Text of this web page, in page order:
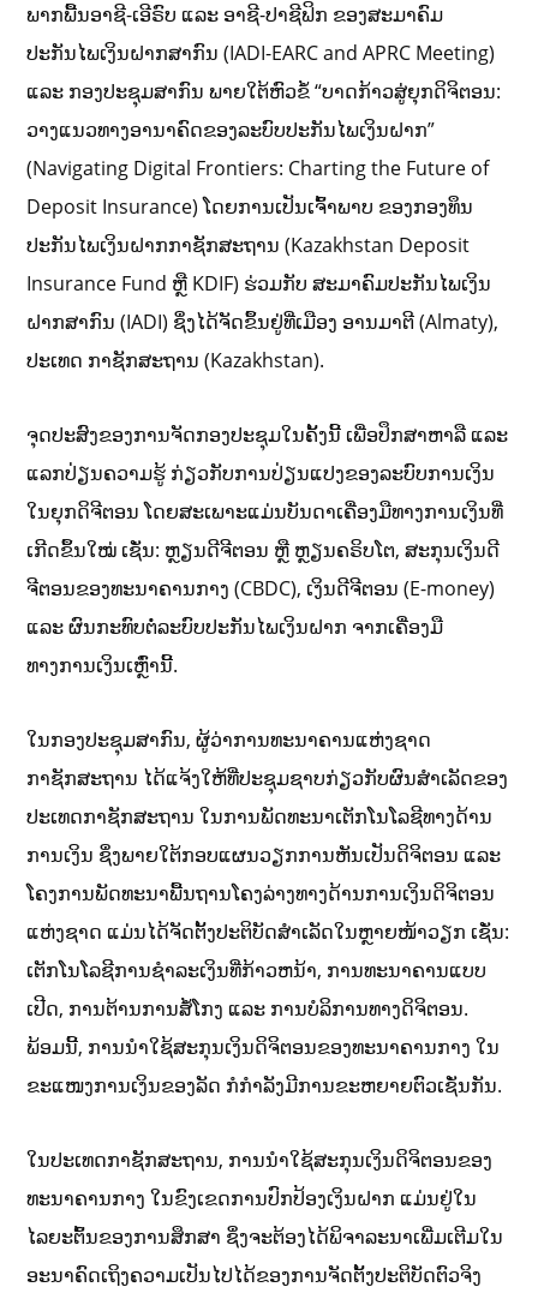
ພາກພື້ນອາຊີ-ເອີຣົບ ແລະ ອາຊີ-ປາຊີຟິກ ຂອງສະມາຄົມ
ປະກັນໄພເງິນຝາກສາກົນ (IADI-EARC and APRC Meeting)
ແລະ ກອງປະຊຸມສາກົນ ພາຍໃຕ້ຫົວຂໍ້ “ບາດກ້າວສູ່ຍຸກດິຈິຕອນ:
ວາງແນວທາງອານາຄົດຂອງລະບົບປະກັນໄພເງິນຝາກ”
(Navigating Digital Frontiers: Charting the Future of
Deposit Insurance) ໂດຍການເປັນເຈົ້າພາບ ຂອງກອງທຶນ
ປະກັນໄພເງິນຝາກກາຊັກສະຖານ (Kazakhstan Deposit
Insurance Fund ຫຼື KDIF) ຮ່ວມກັບ ສະມາຄົມປະກັນໄພເງິນ
ຝາກສາກົນ (IADI) ຊຶ່ງໄດ້ຈັດຂຶ້ນຢູ່ທີ່ເມືອງ ອານມາຕີ (Almaty),
ປະເທດ ກາຊັກສະຖານ (Kazakhstan).
ຈຸດປະສົງຂອງການຈັດກອງປະຊຸມໃນຄັ້ງນີ້ ເພື່ອປຶກສາຫາລື ແລະ
ແລກປ່ຽນຄວາມຮູ້ ກ່ຽວກັບການປ່ຽນແປງຂອງລະບົບການເງິນ
ໃນຍຸກດິຈີຕອນ ໂດຍສະເພາະແມ່ນບັນດາເຄື່ອງມືທາງການເງິນທີ່
ເກີດຂຶ້ນໃໝ່ ເຊັ່ນ: ຫຼຽນດີຈີຕອນ ຫຼື ຫຼຽນຄຣິບໂຕ, ສະກຸນເງິນດີ
ຈີຕອນຂອງທະນາຄານກາງ (CBDC), ເງິນດີຈີຕອນ (E-money)
ແລະ ຜົນກະທົບຕໍ່ລະບົບປະກັນໄພເງິນຝາກ ຈາກເຄື່ອງມື
ທາງການເງິນເຫຼົ່ານີ້.
ໃນກອງປະຊຸມສາກົນ, ຜູ້ວ່າການທະນາຄານແຫ່ງຊາດ
ກາຊັກສະຖານ ໄດ້ແຈ້ງໃຫ້ທີ່ປະຊຸມຊາບກ່ຽວກັບຜົນສໍາເລັດຂອງ
ປະເທດກາຊັກສະຖານ ໃນການພັດທະນາເຕັກໂນໂລຊີທາງດ້ານ
ການເງິນ ຊຶ່ງພາຍໃຕ້ກອບແຜນວຽກການຫັນເປັນດິຈິຕອນ ແລະ
ໂຄງການພັດທະນາພື້ນຖານໂຄງລ່າງທາງດ້ານການເງິນດິຈິຕອນ
ແຫ່ງຊາດ ແມ່ນໄດ້ຈັດຕັ້ງປະຕິບັດສໍາເລັດໃນຫຼາຍໜ້າວຽກ ເຊັ່ນ:
ເຕັກໂນໂລຊີການຊໍາລະເງິນທີ່ກ້າວຫນ້າ, ການທະນາຄານແບບ
ເປີດ, ການຕ້ານການສໍ້ໂກງ ແລະ ການບໍລິການທາງດິຈິຕອນ.
ພ້ອມນີ້, ການນໍາໃຊ້ສະກຸນເງິນດິຈິຕອນຂອງທະນາຄານກາງ ໃນ
ຂະແໜງການເງິນຂອງລັດ ກໍກໍາລັງມີການຂະຫຍາຍຕົວເຊັ່ນກັນ.
ໃນປະເທດກາຊັກສະຖານ, ການນໍາໃຊ້ສະກຸນເງິນດິຈິຕອນຂອງ
ທະນາຄານກາງ ໃນຂົງເຂດການປົກປ້ອງເງິນຝາກ ແມ່ນຢູ່ໃນ
ໄລຍະຕົ້ນຂອງການສຶກສາ ຊຶ່ງຈະຕ້ອງໄດ້ພິຈາລະນາເພີ່ມເຕີມໃນ
ອະນາຄົດເຖິງຄວາມເປັນໄປໄດ້ຂອງການຈັດຕັ້ງປະຕິບັດຕົວຈິງ